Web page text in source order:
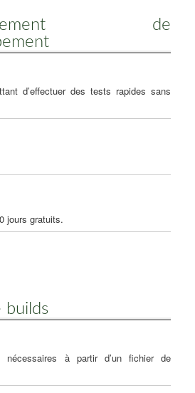
de
d’effectuer des tests rapides sans
jours gratuits.
builds
nécessaires à partir d’un fichier de